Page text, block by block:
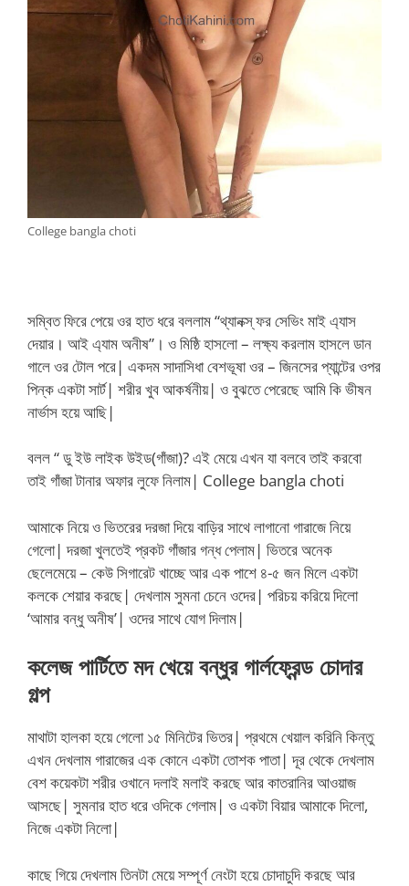
College bangla choti
সম্বিত ফিরে পেয়ে ওর হাত ধরে বললাম “থ্যানক্স্ ফর সেভিং মাই এ্যাস
দেয়ার। আই এ্যাম অনীষ”। ও মিষ্ঠি হাসলো – লক্ষ্য করলাম হাসলে ডান
গালে ওর টোল পরে| একদম সাদাসিধা বেশভূষা ওর – জিনসের প্যান্টের ওপর
পিন্ক একটা সার্ট| শরীর খুব আকর্ষনীয়| ও বুঝতে পেরেছে আমি কি ভীষন
নার্ভাস হয়ে আছি|
বলল “ ডু ইউ লাইক উইড(গাঁজা)? এই মেয়ে এখন যা বলবে তাই করবো
তাই গাঁজা টানার অফার লুফে নিলাম| College bangla choti
আমাকে নিয়ে ও ভিতরের দরজা দিয়ে বাড়ির সাথে লাগানো গারাজে নিয়ে
গেলো| দরজা খুলতেই প্রকট গাঁজার গন্ধ পেলাম| ভিতরে অনেক
ছেলেমেয়ে – কেউ সিগারেট খাচ্ছে আর এক পাশে ৪-৫ জন মিলে একটা
কলকে শেয়ার করছে| দেখলাম সুমনা চেনে ওদের| পরিচয় করিয়ে দিলো
‘আমার বন্ধু অনীষ’| ওদের সাথে যোগ দিলাম|
কলেজ পার্টিতে মদ খেয়ে বন্ধুর গার্লফ্রেন্ড চোদার
গল্প
মাথাটা হালকা হয়ে গেলো ১৫ মিনিটের ভিতর| প্রথমে খেয়াল করিনি কিন্তু
এখন দেখলাম গারাজের এক কোনে একটা তোশক পাতা| দূর থেকে দেখলাম
বেশ কয়েকটা শরীর ওখানে দলাই মলাই করছে আর কাতরানির আওয়াজ
আসছে| সুমনার হাত ধরে ওদিকে গেলাম| ও একটা বিয়ার আমাকে দিলো,
নিজে একটা নিলো|
কাছে গিয়ে দেখলাম তিনটা মেয়ে সম্পূর্ণ নেংটা হয়ে চোদাচুদি করছে আর